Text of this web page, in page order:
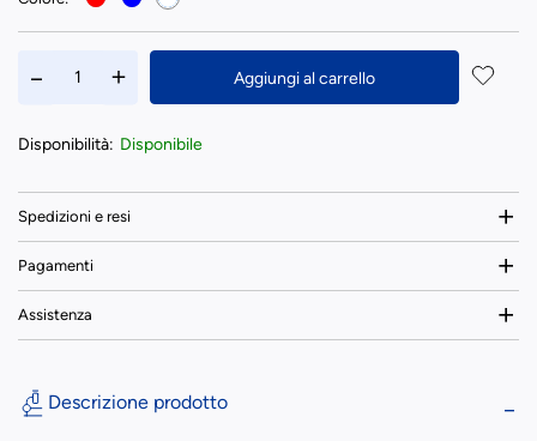
Aggiungi al carrello
Disponibilità: Disponibile
Spedizioni e resi
Pagamenti
Assistenza
Descrizione prodotto